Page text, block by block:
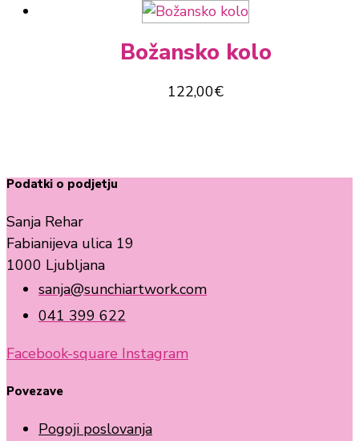
Božansko kolo
122,00€
Podatki o podjetju
Sanja Rehar
Fabianijeva ulica 19
1000 Ljubljana
sanja@sunchiartwork.com
041 399 622
Facebook-square Instagram
Povezave
Pogoji poslovanja